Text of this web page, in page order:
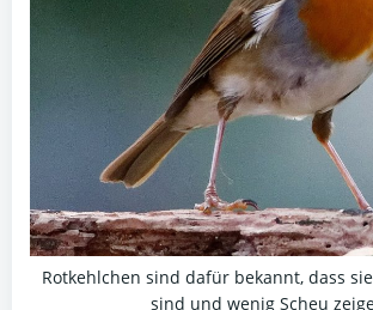
Rotkehlchen sind dafür bekannt, dass
sind und wenig Scheu